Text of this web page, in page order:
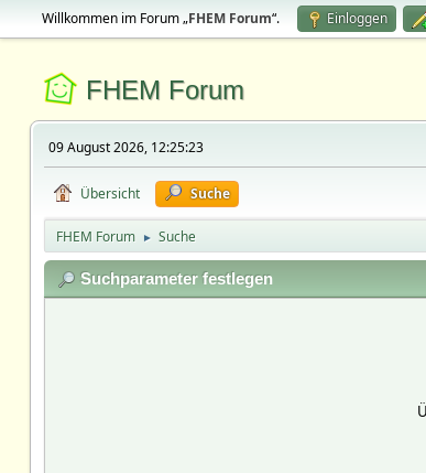
Willkommen im Forum „FHEM Forum“. Einloggen
FHEM Forum
09 August 2026, 12:25:23
Übersicht Suche
FHEM Forum ► Suche
Suchparameter festlegen